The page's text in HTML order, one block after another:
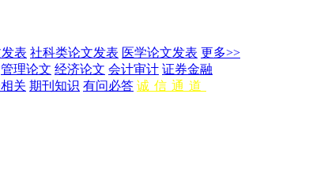
表 社科类论文发表 医学论文发表 更多>>
管理论文 经济论文 会计审计 证券金融
关 期刊知识 有问必答 诚信通道